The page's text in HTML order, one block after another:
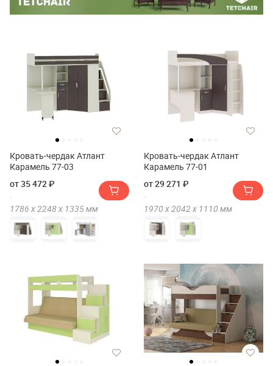
Кровать-чердак Атлант
Карамель 77-03
от 35 472 ₽
1786 х2248 х 1335мм
Кровать-чердак Атлант
Карамель 77-01
от 29 271 ₽
1970 х2042 х 1110 мм